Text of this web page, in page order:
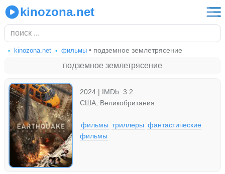
kinozona.net
kinozona.net фильмы • подземное землетрясение
подземное землетрясение
2024 | IMDb: 3.2
США, Великобритания
фильмы триллеры фантастические
фильмы